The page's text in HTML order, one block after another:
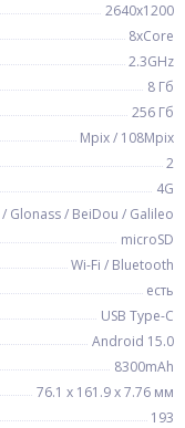
2640x1200
8xCore
2.3GHz
8 Гб
256 Гб
Mpix / 108Mpix
2
4G
/ Glonass / BeiDou / Galileo
microSD
Wi-Fi / Bluetooth
есть
USB Type-C
Android 15.0
8300mAh
76.1 х 161.9 х 7.76 мм
193